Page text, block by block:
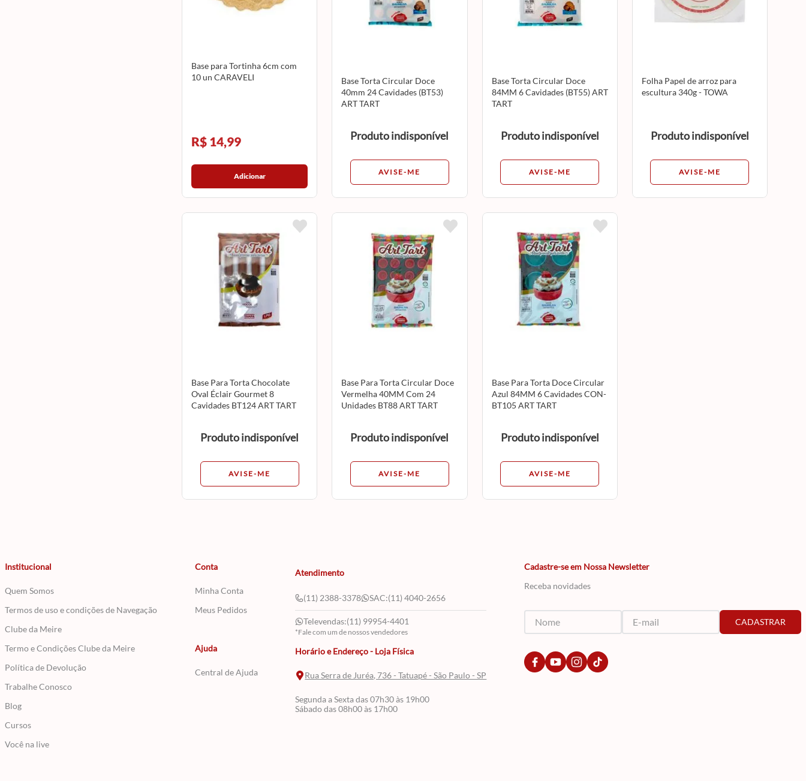
Base para Tortinha 6cm com
10 un CARAVELI
R$ 14,99
Adicionar
Base Torta Circular Doce
40mm 24 Cavidades (BT53)
ART TART
Produto indisponível
AVISE-ME
Base Torta Circular Doce
84MM 6 Cavidades (BT55) ART
TART
Produto indisponível
AVISE-ME
Folha Papel de arroz para
escultura 340g - TOWA
Produto indisponível
AVISE-ME
Base Para Torta Chocolate
Oval Éclair Gourmet 8
Cavidades BT124 ART TART
Produto indisponível
AVISE-ME
Base Para Torta Circular Doce
Vermelha 40MM Com 24
Unidades BT88 ART TART
Produto indisponível
AVISE-ME
Base Para Torta Doce Circular
Azul 84MM 6 Cavidades CON-
BT105 ART TART
Produto indisponível
AVISE-ME
Institucional
Quem Somos
Termos de uso e condições de Navegação
Clube da Meire
Termo e Condições Clube da Meire
Política de Devolução
Trabalhe Conosco
Blog
Cursos
Você na live
Conta
Minha Conta
Meus Pedidos
Ajuda
Central de Ajuda
Atendimento
(11) 2388-3378 SAC:(11) 4040-2656
Televendas:(11) 99954-4401
*Fale com um de nossos vendedores
Horário e Endereço - Loja Física
Rua Serra de Juréa, 736 - Tatuapé - São Paulo - SP
Segunda a Sexta das 07h30 às 19h00
Sábado das 08h00 às 17h00
Cadastre-se em Nossa Newsletter
Receba novidades
CADASTRAR